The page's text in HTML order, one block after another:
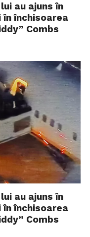
au ajuns în
în închisoarea
Combs
au ajuns în
în închisoarea
Combs